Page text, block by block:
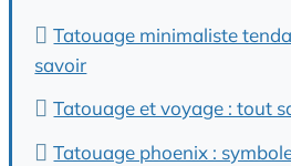
Tatouage minimaliste
savoir
Tatouage et voyage : tout
Tatouage phoenix :